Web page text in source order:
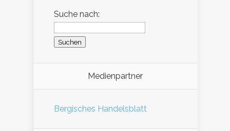
Suche nach:
Medienpartner
Bergisches Handelsblatt